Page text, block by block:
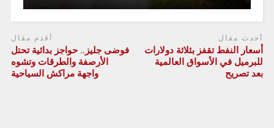
أحدث مقال
أسعار النفط تقفز بثلاثة دولارات
⁠للبرميل في الأسواق العالمية
بعد تصريح
أقدم مقال
فوضى جليز.. حواجز بدائية تحتل
الأرصفة والطرقات وتشوه
واجهة مراكش السياحية